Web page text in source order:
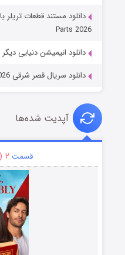
Parts 2026
دانلود انیمیشن دنیایی دیگر Another World 2025
دانلود سریال قصر شرقی The East Palace 2026
آپدیت شده‌ها
قسمت ۲ (دوبله)